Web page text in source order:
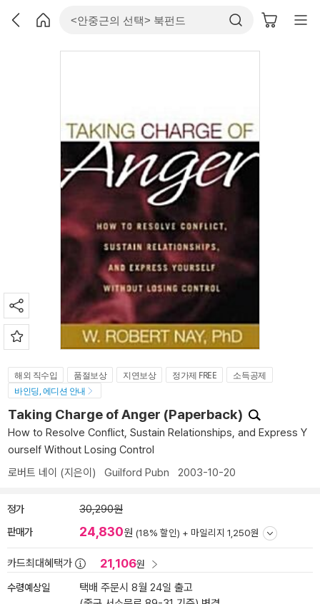
해외 직수입 품절보상 지연보상 정가제 FREE
소득공제
바인딩, 에디션 안내
Taking Charge of Anger (Paperback)
How to Resolve Conflict, Sustain Relationships, and Express Y
ourself Without Losing Control
로버트 네이 (지은이) Guilford Pubn 2003-10-20
정가 30,290원
판매가 24,830원 (18% 할인) + 마일리지 1,250원
카드최대혜택가 21,106원
수령예상일
택배 주문시 8월 24일 출고